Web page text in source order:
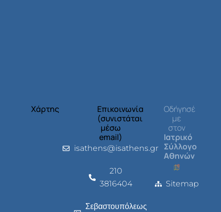
Χάρτης
Επικοινωνία
(συνιστάται
μέσω
email)
isathens@isathens.gr
210
3816404
Σεβαστουπόλεως
Οδήγησέ
με
στον
Ιατρικό
Σύλλογο
Αθηνών
Sitemap